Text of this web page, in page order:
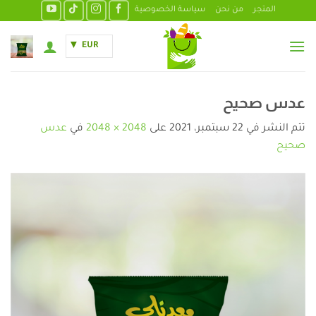
المتجر من نحن سياسة الخصوصية
EUR
عدس صحيح
تتم النشر في 22 سبتمبر، 2021 على 2048 × 2048 في عدس
صحيح